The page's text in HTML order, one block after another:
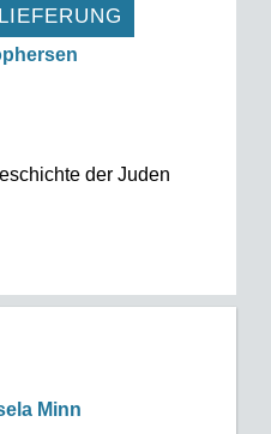
der Juden
Minn